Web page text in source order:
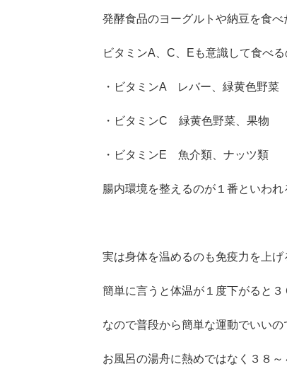
発酵食品のヨーグルトや納豆を食べ
ビタミンA、C、Eも意識して食べる
・ビタミンA レバー、緑黄色野菜
・ビタミンC 緑黄色野菜、果物
・ビタミンE 魚介類、ナッツ類
腸内環境を整えるのが１番といわれ
実は身体を温めるのも免疫力を上げ
簡単に言うと体温が１度下がると
なので普段から簡単な運動でいいの
お風呂の湯舟に熱めではなく３８